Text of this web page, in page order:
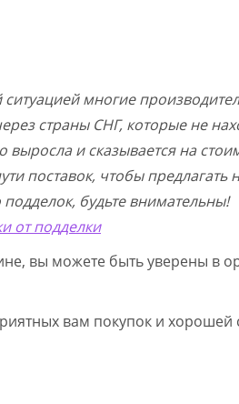
ситуацией многие
страны СНГ, которые не
выросла и сказывается на
поставок, чтобы
будьте внимательны!
от подделки
вы можете быть уверены в
вам покупок и